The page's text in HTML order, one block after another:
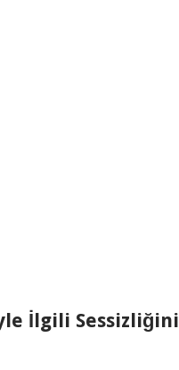
İlgili Sessizliğini